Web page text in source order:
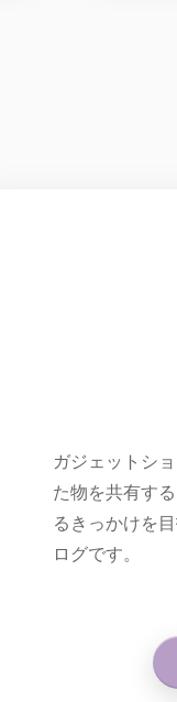
ガジェットシ
た物を共有す
るきっかけを
ログです。